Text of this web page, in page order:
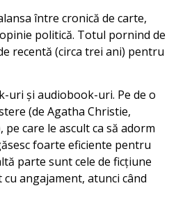
între cronică de carte,
politică. Totul pornind de
recentă (circa trei ani) pentru
uri și audiobook-uri. Pe de o
(de Agatha Christie,
pe care le ascult ca să adorm
foarte eficiente pentru
parte sunt cele de ficțiune
angajament, atunci când